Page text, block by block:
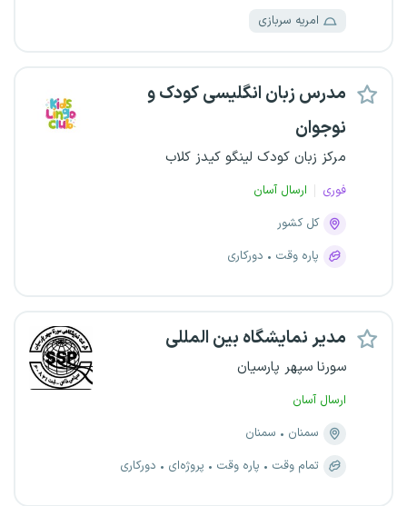
امریه سربازی
مدرس زبان انگلیسی کودک و
نوجوان
مرکز زبان کودک لینگو کیدز کلاب
فوری
ارسال آسان
کل کشور
پاره وقت
دورکاری
مدیر نمایشگاه بین المللی
سورنا سپهر پارسیان
ارسال آسان
سمنان
سمنان
تمام وقت
پاره وقت پروژه‌ای دورکاری